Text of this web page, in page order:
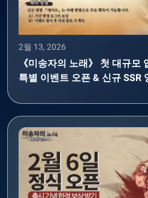
2월 13, 2026
《미송자의 노래》 첫 대규모
특별 이벤트 오픈 & 신규 SSR